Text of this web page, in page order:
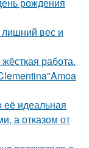
вес и
работа.
её идеальная
а отказом от